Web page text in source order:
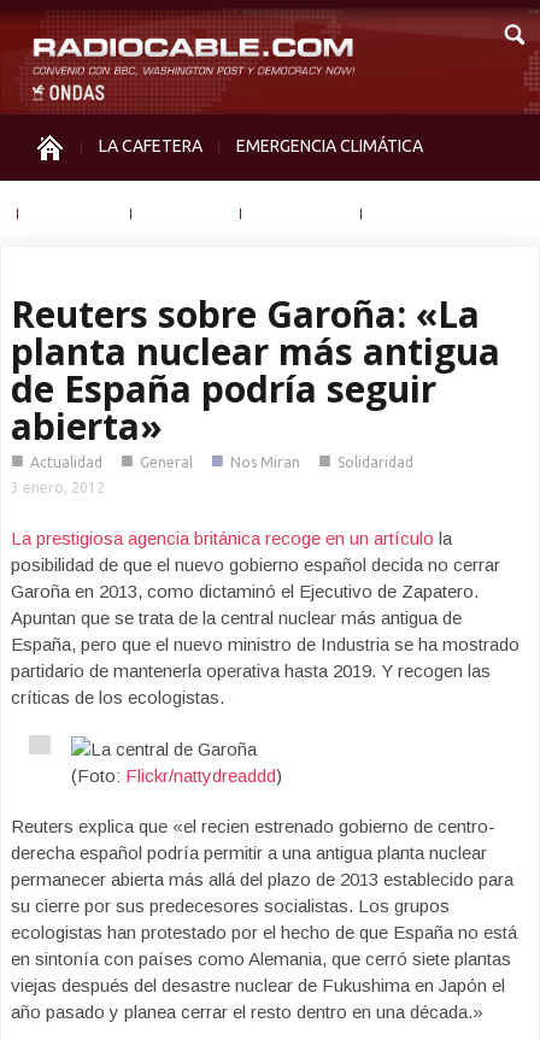
LA CAFETERA EMERGENCIA CLIMÁTICA
Reuters sobre Garoña: «La
planta nuclear más antigua
de España podría seguir
abierta»
■ Actualidad ■ General ■ Nos Miran ■ Solidaridad
3 enero, 2012
La prestigiosa agencia británica recoge en un artículo la
posibilidad de que el nuevo gobierno español decida no cerrar
Garoña en 2013, como dictaminó el Ejecutivo de Zapatero.
Apuntan que se trata de la central nuclear más antigua de
España, pero que el nuevo ministro de Industria se ha mostrado
partidario de mantenerla operativa hasta 2019. Y recogen las
críticas de los ecologistas.
(Foto: Flickr/nattydreaddd)
Reuters explica que «el recien estrenado gobierno de centro-
derecha español podría permitir a una antigua planta nuclear
permanecer abierta más allá del plazo de 2013 establecido para
su cierre por sus predecesores socialistas. Los grupos
ecologistas han protestado por el hecho de que España no está
en sintonía con países como Alemania, que cerró siete plantas
viejas después del desastre nuclear de Fukushima en Japón el
año pasado y planea cerrar el resto dentro en una década.»